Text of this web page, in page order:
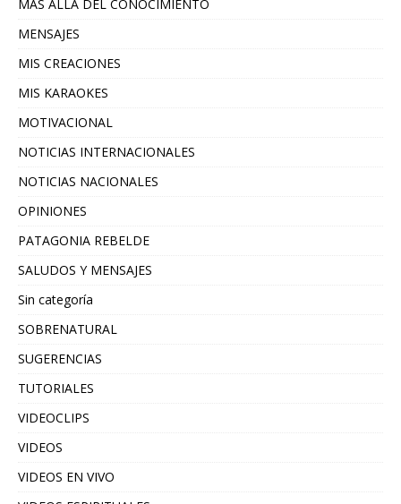
MAS ALLA DEL CONOCIMIENTO
MENSAJES
MIS CREACIONES
MIS KARAOKES
MOTIVACIONAL
NOTICIAS INTERNACIONALES
NOTICIAS NACIONALES
OPINIONES
PATAGONIA REBELDE
SALUDOS Y MENSAJES
Sin categoría
SOBRENATURAL
SUGERENCIAS
TUTORIALES
VIDEOCLIPS
VIDEOS
VIDEOS EN VIVO